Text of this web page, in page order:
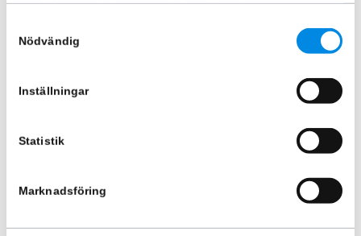
Nödvändig
Inställningar
Statistik
Marknadsföring
19-23
15 445kr
Lägg i varukorg
19-23